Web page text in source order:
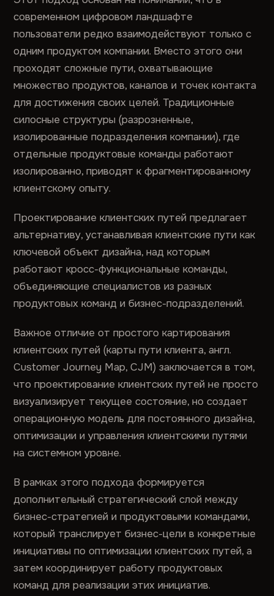
современном цифровом ландшафте
пользователи редко взаимодействуют только с
одним продуктом компании. Вместо этого они
проходят сложные пути, охватывающие
множество продуктов, каналов и точек контакта
для достижения своих целей. Традиционные
силосные структуры (разрозненные,
изолированные подразделения компании), где
отдельные продуктовые команды работают
изолированно, приводят к фрагментированному
клиентскому опыту.
Проектирование клиентских путей предлагает
альтернативу, устанавливая клиентские пути как
ключевой объект дизайна, над которым
работают кросс-функциональные команды,
объединяющие специалистов из разных
продуктовых команд и бизнес-подразделений.
Важное отличие от простого картирования
клиентских путей (карты пути клиента, англ.
Customer Journey Map, CJM) заключается в том,
что проектирование клиентских путей не просто
визуализирует текущее состояние, но создает
операционную модель для постоянного дизайна,
оптимизации и управления клиентскими путями
на системном уровне.
В рамках этого подхода формируется
дополнительный стратегический слой между
бизнес-стратегией и продуктовыми командами,
который транслирует бизнес-цели в конкретные
инициативы по оптимизации клиентских путей, а
затем координирует работу продуктовых
команд для реализации этих инициатив.